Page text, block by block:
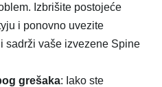
Izbrišite postojeće
i ponovno uvezite
sadrži vaše izvezene Spine
grešaka: Iako ste